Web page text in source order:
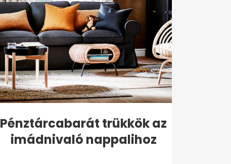
Pénztárcabarát trükkök az
imádnivaló nappalihoz